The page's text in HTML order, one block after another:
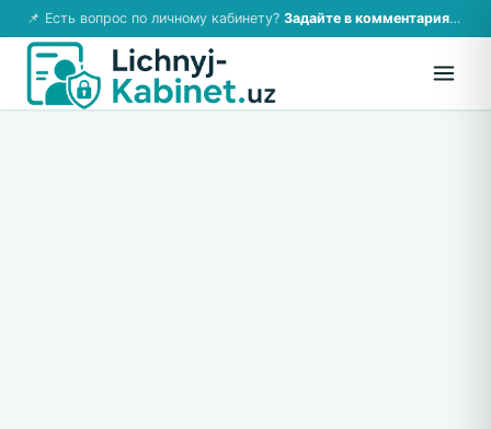
📌 Есть вопрос по личному кабинету? Задайте в комментариях — ответим!